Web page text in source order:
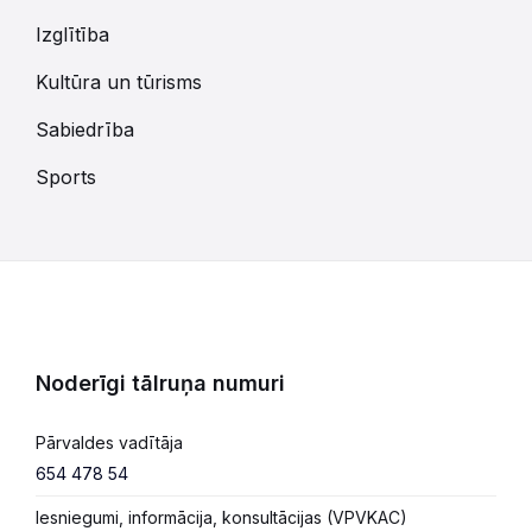
Izglītība
Kultūra un tūrisms
Sabiedrība
Sports
Noderīgi tālruņa numuri
Pārvaldes vadītāja
654 478 54
Iesniegumi, informācija, konsultācijas (VPVKAC)